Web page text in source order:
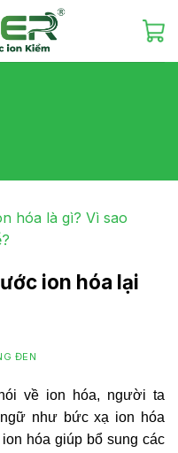
hóa là gì? Vì sao
ion hóa lại
ĐEN
về ion hóa, người ta
như bức xạ ion hóa
hóa giúp bổ sung các